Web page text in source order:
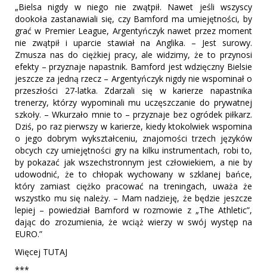
„Bielsa nigdy w niego nie zwątpił. Nawet jeśli wszyscy
dookoła zastanawiali się, czy Bamford ma umiejętności, by
grać w Premier League, Argentyńczyk nawet przez moment
nie zwątpił i uparcie stawiał na Anglika. – Jest surowy.
Zmusza nas do ciężkiej pracy, ale widzimy, że to przynosi
efekty – przyznaje napastnik. Bamford jest wdzięczny Bielsie
jeszcze za jedną rzecz – Argentyńczyk nigdy nie wspominał o
przeszłości 27-latka. Zdarzali się w karierze napastnika
trenerzy, którzy wypominali mu uczęszczanie do prywatnej
szkoły. – Wkurzało mnie to – przyznaje bez ogródek piłkarz.
Dziś, po raz pierwszy w karierze, kiedy ktokolwiek wspomina
o jego dobrym wykształceniu, znajomości trzech języków
obcych czy umiejętności gry na kilku instrumentach, robi to,
by pokazać jak wszechstronnym jest człowiekiem, a nie by
udowodnić, że to chłopak wychowany w szklanej bańce,
który zamiast ciężko pracować na treningach, uważa że
wszystko mu się należy. – Mam nadzieję, że będzie jeszcze
lepiej – powiedział Bamford w rozmowie z „The Athletic”,
dając do zrozumienia, że wciąż wierzy w swój występ na
EURO.”
Więcej TUTAJ
***